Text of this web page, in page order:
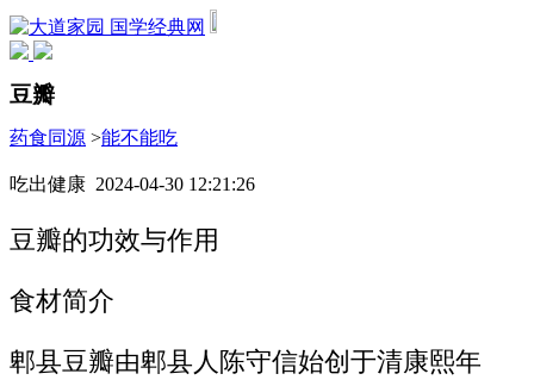
国学经典网
豆瓣
药食同源 >能不能吃
吃出健康 2024-04-30 12:21:26
豆瓣的功效与作用
食材简介
郫县豆瓣由郫县人陈守信始创于清康熙年